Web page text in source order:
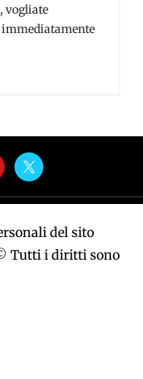
vogliate
Twitter
del sito
Tutti i diritti sono